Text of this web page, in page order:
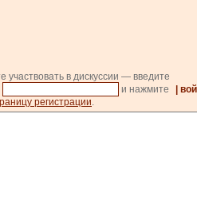
участвовать в дискуссии — введите
и нажмите |
регистрации.